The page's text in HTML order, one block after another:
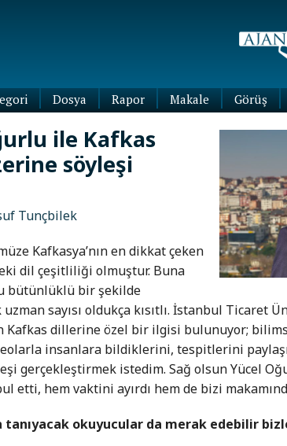
Dosya Rapor Makale Görüş
ile Kafkas
söyleşi
Tunçbilek
Kafkasya’nın en dikkat çeken
dil çeşitliliği olmuştur. Buna
bütünlüklü bir şekilde
sayısı oldukça kısıtlı. İstanbul Ticaret
Kafkas dillerine özel bir ilgisi bulunuyor;
insanlara bildiklerini, tespitlerini
gerçekleştirmek istedim. Sağ olsun Yücel
etti, hem vaktini ayırdı hem de bizi
okuyucular da merak edebilir